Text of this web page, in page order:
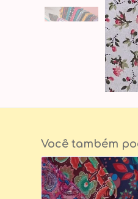
Você também